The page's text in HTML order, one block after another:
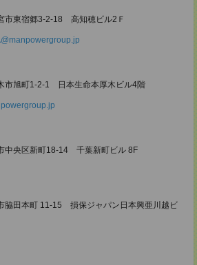
東宿郷3-2-18 高知穂ビル2Ｆ
旭町1-2-1 日本生命本厚木ビル4階
央区新町18-14 千葉新町ビル 8F
田本町 11-15 損保ジャパン日本興亜川越ビ